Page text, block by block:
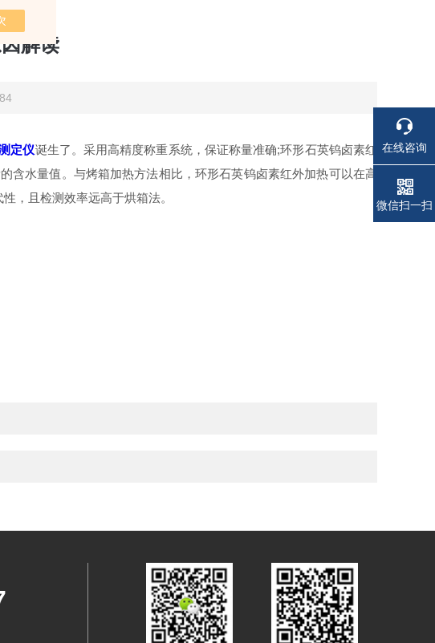
解读
定仪诞生了。采用高精度称重系统，保证称量准确;环形石英钨卤素红
水量值。与烤箱加热方法相比，环形石英钨卤素红外加热可以在高
，且检测效率远高于烘箱法。
在线咨询
电话
电话
微信扫一扫